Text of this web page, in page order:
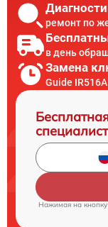
ремонт по
в день
Замена
Guide
Нажимая на